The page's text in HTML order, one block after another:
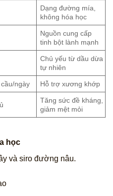
Dạng đường mía,
không hóa học
Nguồn cung cấp
tinh bột lành mạnh
Chủ yếu từ dầu dừa
tự nhiên
ngày Hỗ trợ xương khớp
Tăng sức đề kháng,
giảm mệt mỏi
học
và siro đường nâu.